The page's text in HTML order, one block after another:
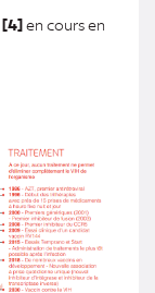
[4]en cours en